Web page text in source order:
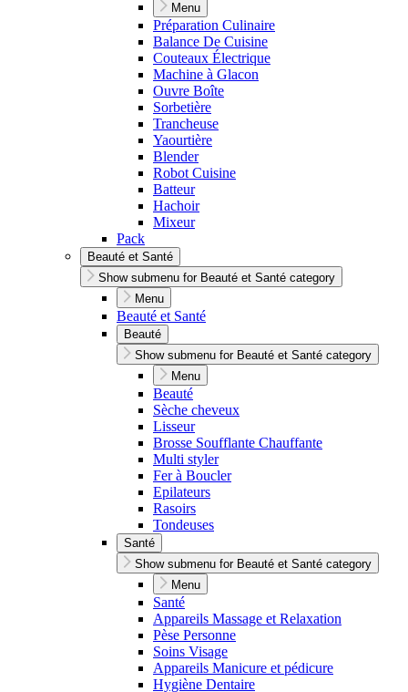
Menu
Préparation Culinaire
Balance De Cuisine
Couteaux Électrique
Machine à Glacon
Ouvre Boîte
Sorbetière
Trancheuse
Yaourtière
Blender
Robot Cuisine
Batteur
Hachoir
Mixeur
Pack
Beauté et Santé
Show submenu for Beauté et Santé category
Menu
Beauté et Santé
Beauté
Show submenu for Beauté et Santé category
Menu
Beauté
Sèche cheveux
Lisseur
Brosse Soufflante Chauffante
Multi styler
Fer à Boucler
Epilateurs
Rasoirs
Tondeuses
Santé
Show submenu for Beauté et Santé category
Menu
Santé
Appareils Massage et Relaxation
Pèse Personne
Soins Visage
Appareils Manicure et pédicure
Hygiène Dentaire